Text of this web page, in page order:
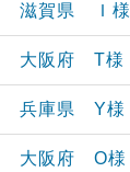
滋賀県 Ｉ様
大阪府 T様
兵庫県 Y様
大阪府 O様